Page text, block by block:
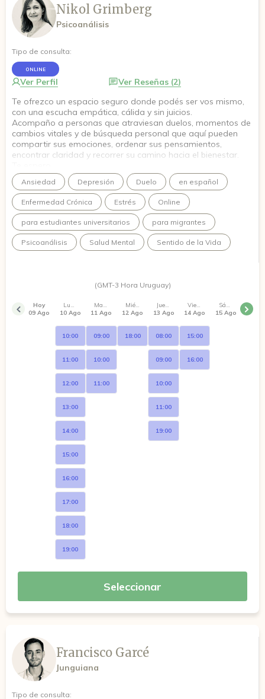
Nikol Grimberg
Psicoanálisis
Tipo de consulta:
ONLINE
Ver Perfil
Ver Reseñas (2)
Te ofrezco un espacio seguro donde podés ser vos mismo,
con una escucha empática, cálida y sin juicios.
Acompaño a personas que atraviesan duelos, momentos de
cambios vitales y de búsqueda personal que aquí pueden
compartir sus emociones, ordenar sus pensamientos,
encontrar claridad y recorrer su camino hacia el bienestar.
Ansiedad Depresión Duelo en español
Enfermedad Crónica Estrés Online
para estudiantes universitarios para migrantes
Psicoanálisis Salud Mental Sentido de la Vida
(GMT-3 Hora Uruguay)
Hoy
09 Ago
Lunes
10 Ago
10:00
11:00
12:00
13:00
14:00
15:00
16:00
17:00
18:00
19:00
Martes
11 Ago
09:00
10:00
11:00
Miércoles
12 Ago
18:00
Jueves
13 Ago
08:00
09:00
10:00
11:00
19:00
Viernes
14 Ago
15:00
16:00
Sábado
15 Ago
Seleccionar
Francisco Garcé
Junguiana
Tipo de consulta: